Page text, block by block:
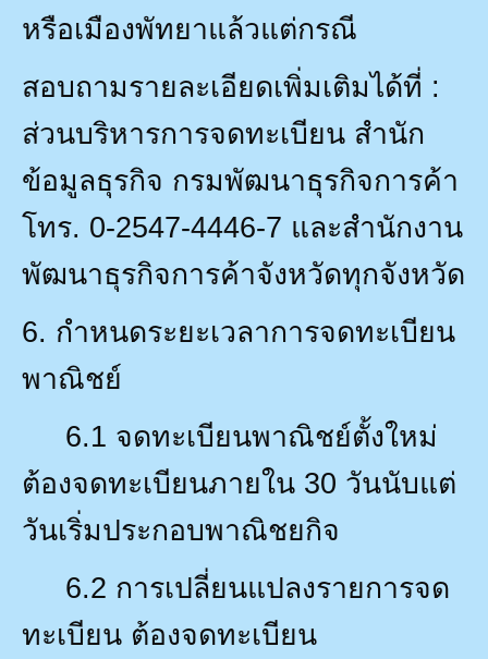
หรือเมืองพัทยาแล้วแต่กรณี
สอบถามรายละเอียดเพิ่มเติมได้ที่ :
ส่วนบริหารการจดทะเบียน สำนัก
ข้อมูลธุรกิจ กรมพัฒนาธุรกิจการค้า
โทร. 0-2547-4446-7 และสำนักงาน
พัฒนาธุรกิจการค้าจังหวัดทุกจังหวัด
6. กำหนดระยะเวลาการจดทะเบียน
พาณิชย์
6.1 จดทะเบียนพาณิชย์ตั้งใหม่
ต้องจดทะเบียนภายใน 30 วันนับแต่
วันเริ่มประกอบพาณิชยกิจ
6.2 การเปลี่ยนแปลงรายการจด
ทะเบียน ต้องจดทะเบียน